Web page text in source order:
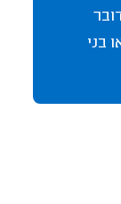
בני